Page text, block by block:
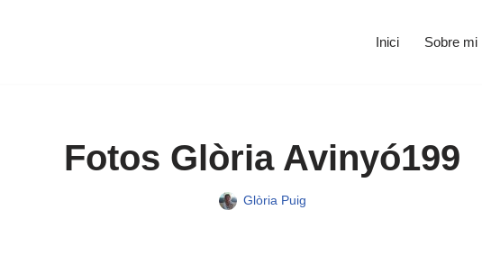
Inici Sobre mi
Fotos Glòria Avinyó199
Glòria Puig